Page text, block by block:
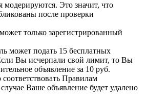
Это значит, что
после проверки
только зарегистрированный
может подать 15 бесплатных
Вы исчерпали свой лимит, то Вы
объявление за 10 руб.
Правилам
Ваше объявление будет удалено